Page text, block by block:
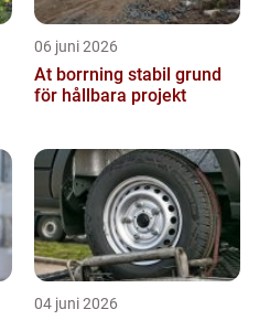
06 juni 2026
At borrning stabil grund
för hållbara projekt
04 juni 2026